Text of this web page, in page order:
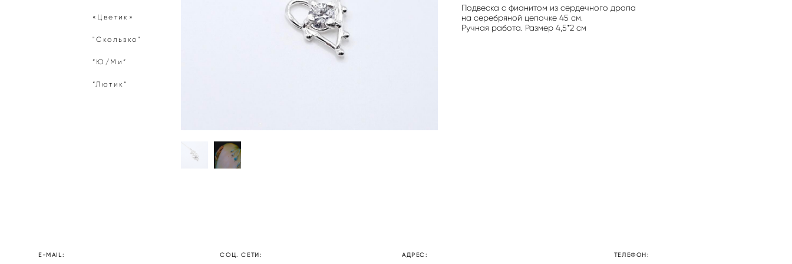
«Цветик»
"Скользко"
“Ю/Ми”
“Лютик”
Подвеска с фианитом из сердечного дропа
на серебряной цепочке 45 см.
Ручная работа. Размер 4,5*2 см
E-MAIL: СОЦ. СЕТИ: АДРЕС: ТЕЛЕФОН: